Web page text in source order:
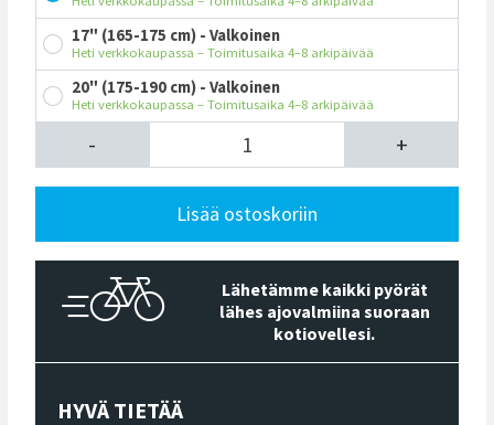
17" (165-175 cm) - Valkoinen
Heti verkkokaupassa – Toimitusaika 4–8 arkipäivää
20" (175-190 cm) - Valkoinen
Heti verkkokaupassa – Toimitusaika 4–8 arkipäivää
- +
Lisää ostoskoriin
Lähetämme kaikki pyörät
lähes ajovalmiina suoraan
kotiovellesi.
HYVÄ TIETÄÄ